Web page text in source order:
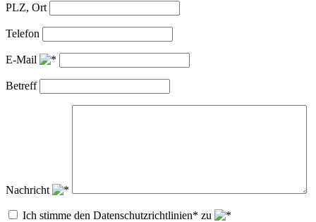
PLZ, Ort
Telefon
E-Mail
Betreff
Nachricht
Ich stimme den Datenschutzrichtlinien* zu